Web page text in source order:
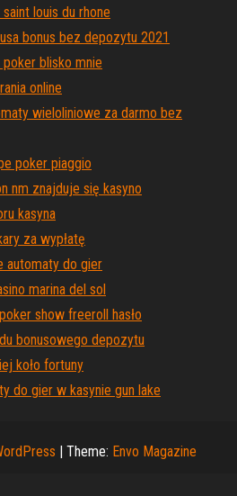
louis du rhone
bonus bez depozytu 2021
blisko mnie
online
wieloliniowe za darmo bez
poker piaggio
nm znajduje się kasyno
kasyna
za wypłatę
automaty do gier
marina del sol
show freeroll hasło
bonusowego depozytu
koło fortuny
do gier w kasynie gun lake
| Theme: Envo Magazine